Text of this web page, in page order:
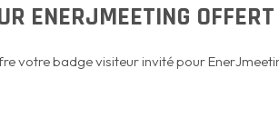
ENERJMEETING OFFERT
votre badge visiteur invité pour